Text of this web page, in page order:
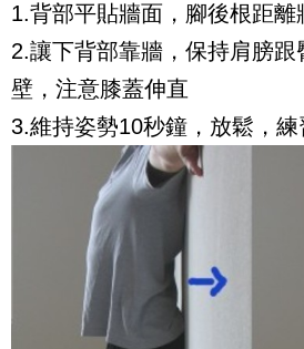
1.背部平貼牆面，腳後根距離
2.讓下背部靠牆，保持肩膀
壁，注意膝蓋伸直
3.維持姿勢10秒鐘，放鬆，練